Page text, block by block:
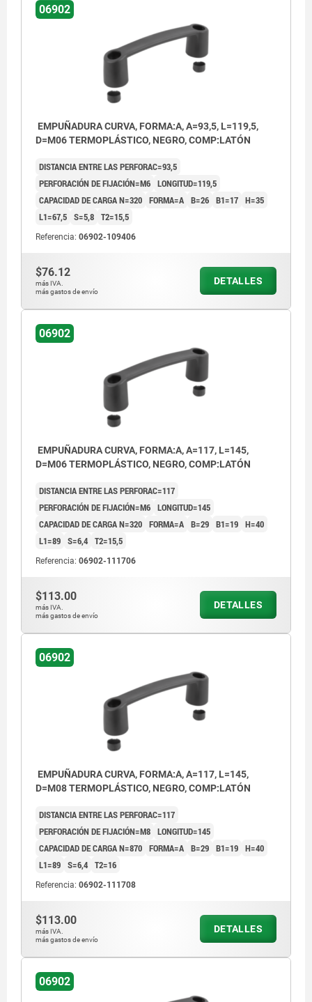
06902
EMPUÑADURA CURVA, FORMA:A, A=93,5, L=119,5,
D=M06 TERMOPLÁSTICO, NEGRO, COMP:LATÓN
DISTANCIA ENTRE LAS PERFORAC=93,5
PERFORACIÓN DE FIJACIÓN=M6 LONGITUD=119,5
CAPACIDAD DE CARGA N=320 FORMA=A B=26 B1=17 H=35
L1=67,5 S=5,8 T2=15,5
Referencia: 06902-109406
$76.12
más IVA.
más gastos de envío
DETALLES
06902
EMPUÑADURA CURVA, FORMA:A, A=117, L=145,
D=M06 TERMOPLÁSTICO, NEGRO, COMP:LATÓN
DISTANCIA ENTRE LAS PERFORAC=117
PERFORACIÓN DE FIJACIÓN=M6 LONGITUD=145
CAPACIDAD DE CARGA N=320 FORMA=A B=29 B1=19 H=40
L1=89 S=6,4 T2=15,5
Referencia: 06902-111706
$113.00
más IVA.
más gastos de envío
DETALLES
06902
EMPUÑADURA CURVA, FORMA:A, A=117, L=145,
D=M08 TERMOPLÁSTICO, NEGRO, COMP:LATÓN
DISTANCIA ENTRE LAS PERFORAC=117
PERFORACIÓN DE FIJACIÓN=M8 LONGITUD=145
CAPACIDAD DE CARGA N=870 FORMA=A B=29 B1=19 H=40
L1=89 S=6,4 T2=16
Referencia: 06902-111708
$113.00
más IVA.
más gastos de envío
DETALLES
06902